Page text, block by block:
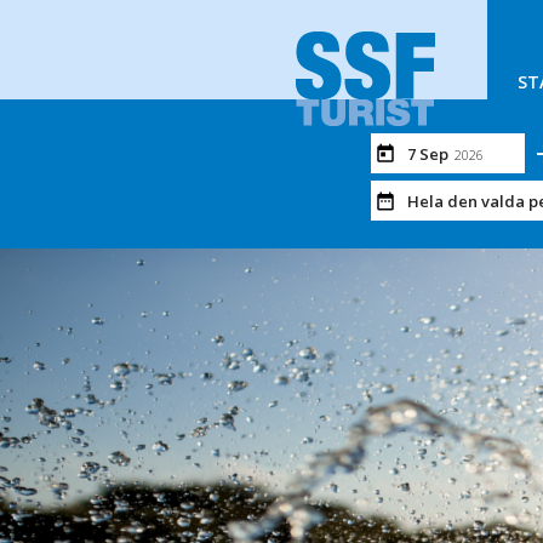
7 Sep 2026
Hela den valda